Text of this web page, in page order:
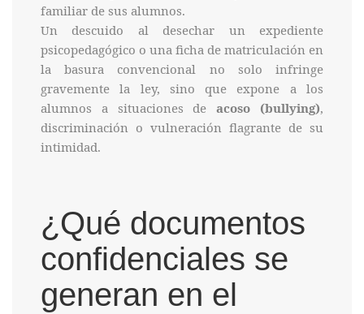
familiar de sus alumnos.
Un descuido al desechar un expediente
psicopedagógico o una ficha de matriculación en
la basura convencional no solo infringe
gravemente la ley, sino que expone a los
alumnos a situaciones deacoso (bullying),
discriminación o vulneración flagrante de su
intimidad.
¿Qué documentos
confidenciales se
generan en el